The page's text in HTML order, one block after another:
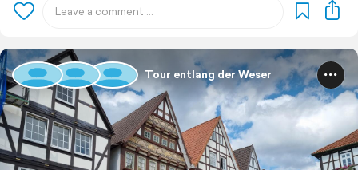
Tour entlang der Weser